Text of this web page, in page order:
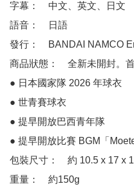
字幕：　中文、英文、日文
語音：　日語
發行：　BANDAI NAMCO
商品狀態：　全新未開封。
● 日本國家隊 2026 年球衣
● 世青賽球衣
● 提早開放巴西青年隊
● 提早開放比賽 BGM「
包裝尺寸：　約 10.5 x 17 x
重量：　約150g